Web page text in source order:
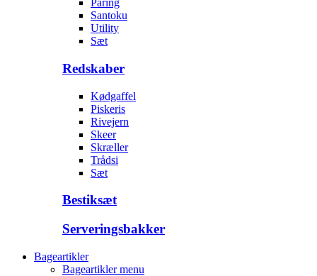
Paring
Santoku
Utility
Sæt
Redskaber
Kødgaffel
Piskeris
Rivejern
Skeer
Skræller
Trådsi
Sæt
Bestiksæt
Serveringsbakker
Bageartikler
Bageartikler menu